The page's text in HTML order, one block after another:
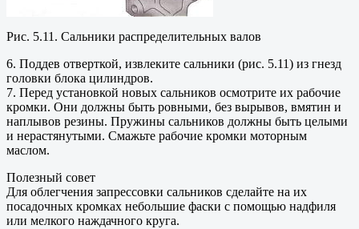
Рис. 5.11. Сальники распределительных валов
6. Поддев отверткой, извлеките сальники (рис. 5.11) из гнезд
головки блока цилиндров.
7. Перед установкой новых сальников осмотрите их рабочие
кромки. Они должны быть ровными, без вырывов, вмятин и
наплывов резины. Пружины сальников должны быть целыми
и нерастянутыми. Смажьте рабочие кромки моторным
маслом.
Полезный совет
Для облегчения запрессовки сальников сделайте на их
посадочных кромках небольшие фаски с помощью надфиля
или мелкого наждачного круга.